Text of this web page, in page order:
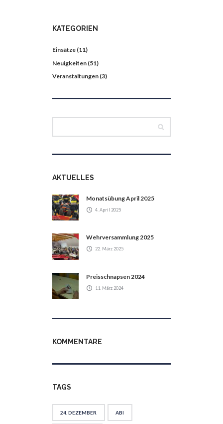
KATEGORIEN
Einsätze (11)
Neuigkeiten (51)
Veranstaltungen (3)
AKTUELLES
Monatsübung April 2025
4. April 2025
Wehrversammlung 2025
22. März 2025
Preisschnapsen 2024
11. März 2024
KOMMENTARE
TAGS
24. DEZEMBER ABI